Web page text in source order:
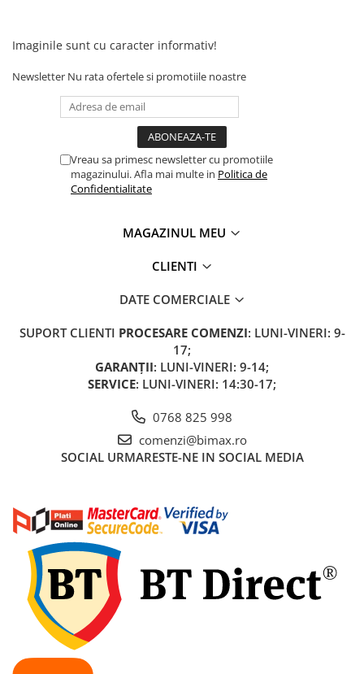
⬇ TIPURI
Barbati
Tip Scuter
Acumulatori 36V
Acumulatori 48V
Incarcatoare 36V
Incarcatoare 48V
ACCESORII
Lumini
Kit Conversie
Piese Trotinete Electrice
PIESE UNIVERSALE
Baterie Trotineta Electrica
Imaginile sunt cu caracter informativ!
Newsletter Nu rata ofertele si promotiile noastre
Vreau sa primesc newsletter cu promotiile
magazinului. Afla mai multe in Politica de
Confidentialitate
MAGAZINUL MEU
CLIENTI
DATE COMERCIALE
SUPORT CLIENTI PROCESARE COMENZI: LUNI-VINERI: 9-
17;
GARANȚII: LUNI-VINERI: 9-14;
SERVICE: LUNI-VINERI: 14:30-17;
0768 825 998
comenzi@bimax.ro
SOCIAL URMARESTE-NE IN SOCIAL MEDIA